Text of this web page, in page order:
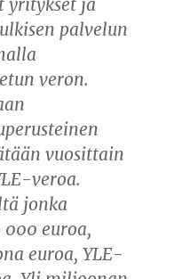
yritykset ja
palvelun
veron.
vuosittain
veroa.
jonka
euroa,
euroa, YLE-